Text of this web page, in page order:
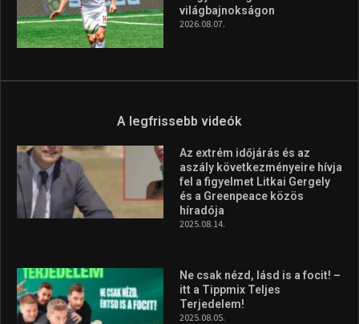
világbajnokságon
2026.08.07.
A legfrissebb videók
Az extrém időjárás és az
aszály következményeire hívja
fel a figyelmet Litkai Gergely
és a Greenpeace közös
híradója
2025.08.14.
Ne csak nézd, lásd is a focit! –
itt a Tippmix Teljes
Terjedelem!
2025.08.05.